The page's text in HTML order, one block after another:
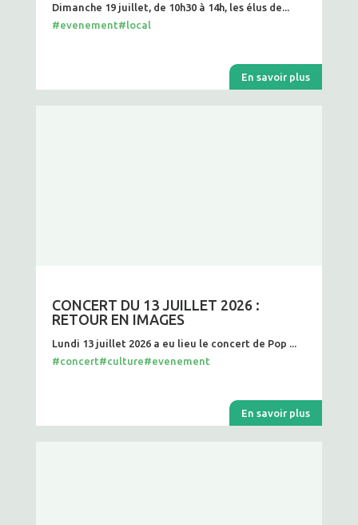
Dimanche 19 juillet, de 10h30 à 14h, les élus de...
#evenement#local
En savoir plus
CONCERT DU 13 JUILLET 2026 :
RETOUR EN IMAGES
Lundi 13 juillet 2026 a eu lieu le concert de Pop ...
#concert#culture#evenement
En savoir plus